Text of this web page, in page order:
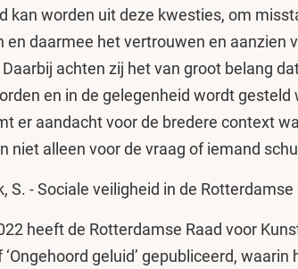
kan worden uit deze kwesties, om
en daarmee het vertrouwen en aanzien
achten zij het van groot belang
en in de gelegenheid wordt gesteld
er aandacht voor de bredere context
niet alleen voor de vraag of iemand
S. - Sociale veiligheid in de
heeft de Rotterdamse Raad voor
geluid’ gepubliceerd,